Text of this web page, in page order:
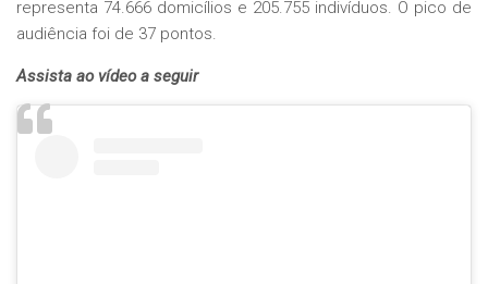
representa 74.666 domicílios e 205.755 indivíduos. O pico de
audiência foi de 37 pontos.
Assista ao vídeo a seguir